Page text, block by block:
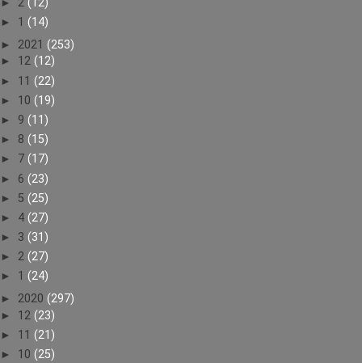
► 1 (14)
► 2021 (253)
► 12 (12)
► 11 (22)
► 10 (19)
► 9 (11)
► 8 (15)
► 7 (17)
► 6 (23)
► 5 (25)
► 4 (27)
► 3 (31)
► 2 (27)
► 1 (24)
► 2020 (297)
► 12 (23)
► 11 (21)
► 10 (25)